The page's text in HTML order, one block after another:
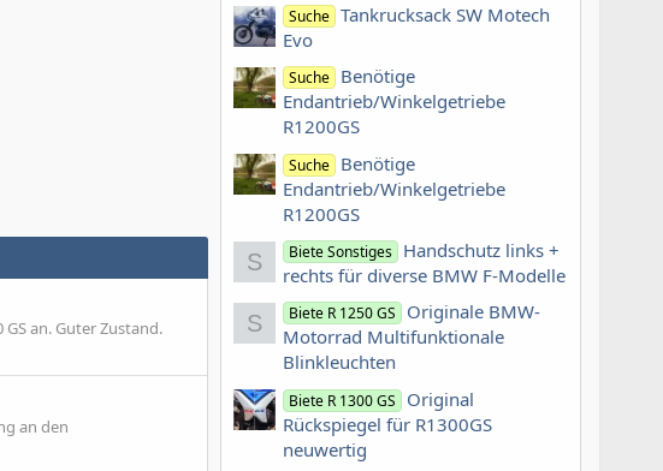
an. Guter Zustand.
an den
Suche Tankrucksack SW Motech
Evo
Suche Benötige
Endantrieb/Winkelgetriebe
R1200GS
Suche Benötige
Endantrieb/Winkelgetriebe
R1200GS
S Biete Sonstiges Handschutz links +
rechts für diverse BMW F-Modelle
S Biete R 1250 GS
Originale BMW-
Motorrad Multifunktionale
Blinkleuchten
Biete R 1300 GS
Original
Rückspiegel für R1300GS
neuwertig